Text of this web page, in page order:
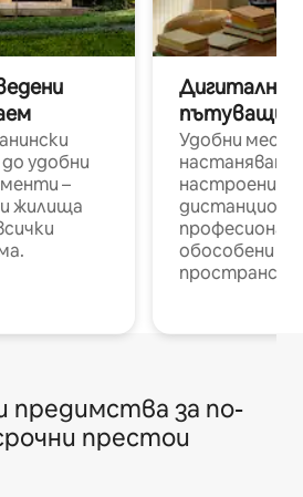
удобни
–
жилища
Дигитални
пътуващи
Удобни
настаняване
настроени и
обособени
предимства за по-
престои